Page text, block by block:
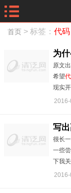
首页 > 标签： 代码
为
原文
希望
现实
2016-
写
很长
一些
下我
2016-